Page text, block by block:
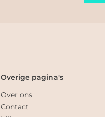
Overige pagina's
Over ons
Contact